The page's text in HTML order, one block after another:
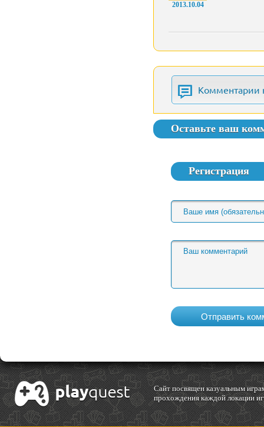
2013.10.04
Комментарии
Оставьте ваш
Регистрация
Cайт посвящен казуальным
прохождения каждой локации